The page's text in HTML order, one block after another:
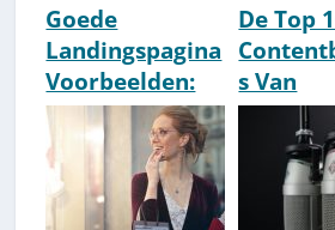
Goede
Landingspagina
Voorbeelden:
De Anatomie
Van #1
Landingpages
De Top
s Van
[2026